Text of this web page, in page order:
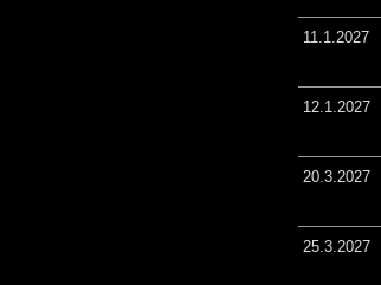
11.1.2027
12.1.2027
20.3.2027
25.3.2027